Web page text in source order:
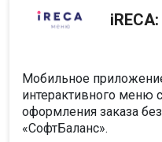
Мобильное
интерактивного меню
оформления заказа
«‎СофтБаланс».